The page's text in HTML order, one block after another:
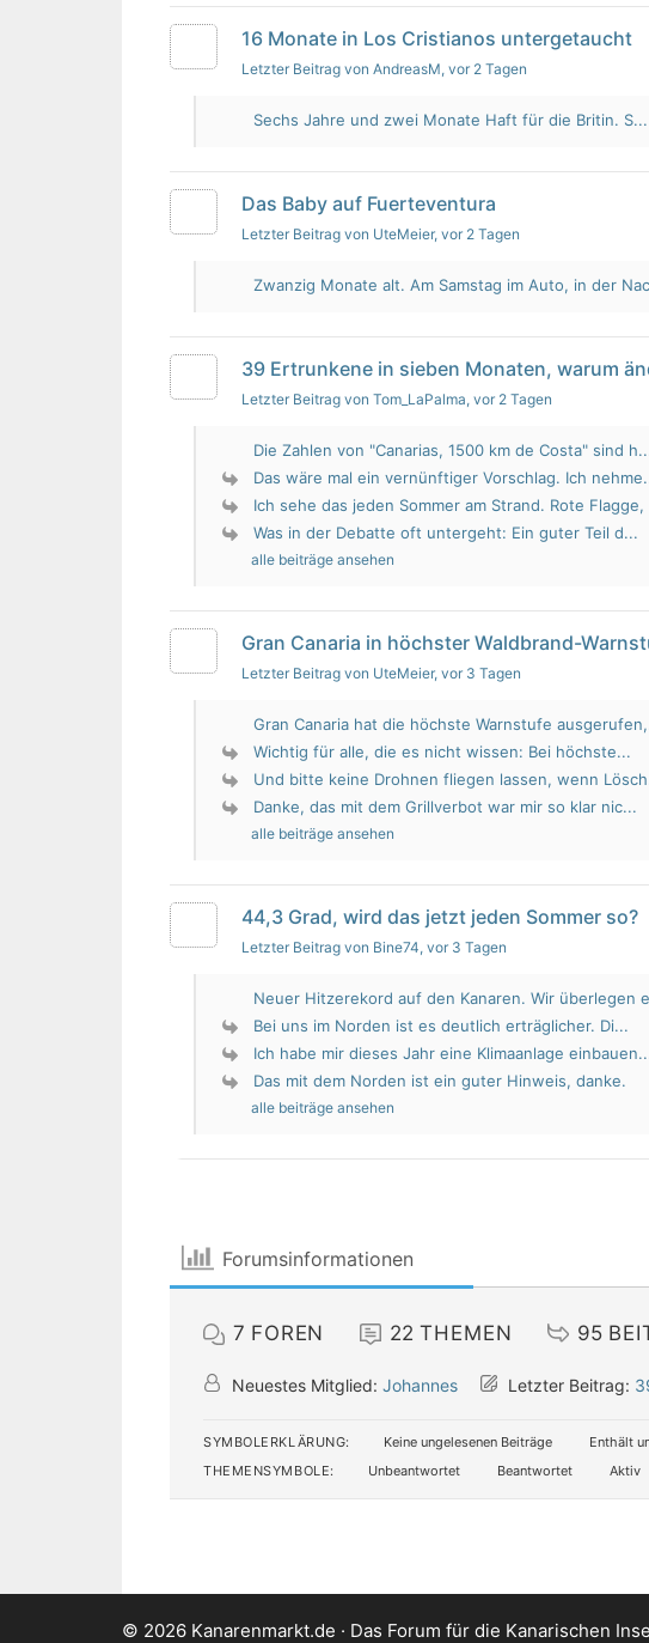
16 Monate in Los Cristianos untergetaucht
Letzter Beitrag von AndreasM, vor 2 Tagen
Sechs Jahre und zwei Monate Haft für die Britin. S...
Das Baby auf Fuerteventura
Letzter Beitrag von UteMeier, vor 2 Tagen
Zwanzig Monate alt. Am Samstag im Auto, in der
39 Ertrunkene in sieben Monaten, warum
Letzter Beitrag von Tom_LaPalma, vor 2 Tagen
Die Zahlen von "Canarias, 1500 km de Costa" sind
Das wäre mal ein vernünftiger Vorschlag. Ich
Ich sehe das jeden Sommer am Strand. Rote Flagge,
Was in der Debatte oft untergeht: Ein guter Teil d...
alle beiträge ansehen
Gran Canaria in höchster Waldbrand-
Letzter Beitrag von UteMeier, vor 3 Tagen
Gran Canaria hat die höchste Warnstufe
Wichtig für alle, die es nicht wissen: Bei höchste...
Und bitte keine Drohnen fliegen lassen, wenn
Danke, das mit dem Grillverbot war mir so klar nic...
alle beiträge ansehen
44,3 Grad, wird das jetzt jeden Sommer so?
Letzter Beitrag von Bine74, vor 3 Tagen
Neuer Hitzerekord auf den Kanaren. Wir überlegen
Bei uns im Norden ist es deutlich erträglicher. Di...
Ich habe mir dieses Jahr eine Klimaanlage
Das mit dem Norden ist ein guter Hinweis, danke.
alle beiträge ansehen
Forumsinformationen
7 FOREN 22 THEMEN 95
Neuestes Mitglied: Johannes Letzter Beitrag:
SYMBOLERKLÄRUNG: Keine ungelesenen Beiträge
Enthält
THEMENSYMBOLE:
Unbeantwortet Beantwortet Aktiv
© 2026 Kanarenmarkt.de · Das Forum für die Kanarischen